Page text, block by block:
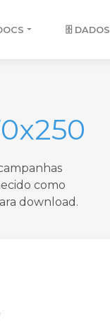
🗄️ DADOS
como
download.